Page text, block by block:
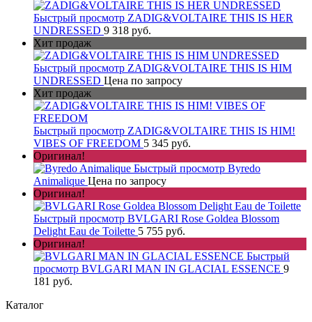
Быстрый просмотр ZADIG&VOLTAIRE THIS IS HER
UNDRESSED 9 318 руб.
Хит продаж
Быстрый просмотр ZADIG&VOLTAIRE THIS IS HIM
UNDRESSED Цена по запросу
Хит продаж
Быстрый просмотр ZADIG&VOLTAIRE THIS IS HIM!
VIBES OF FREEDOM 5 345 руб.
Оригинал!
Быстрый просмотр Byredo
Animalique Цена по запросу
Оригинал!
Быстрый просмотр BVLGARI Rose Goldea Blossom
Delight Eau de Toilette 5 755 руб.
Оригинал!
Быстрый
просмотр BVLGARI MAN IN GLACIAL ESSENCE 9
181 руб.
Каталог